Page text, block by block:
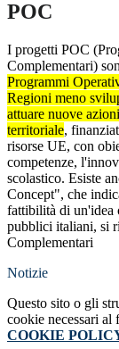
POC
I progetti POC
Complementari)
Programmi
Regioni meno
attuare nuove
territoriale,
risorse UE, con
competenze,
scolastico. Esiste
Concept", che
fattibilità di un'idea
pubblici italiani, si
Complementari
Notizie
Questo sito o gli
cookie necessari
COOKIE